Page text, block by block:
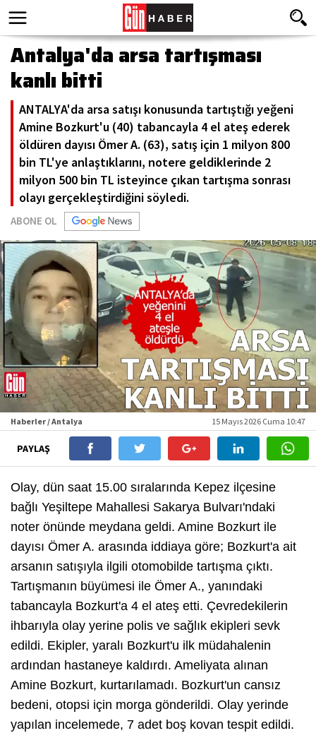
Antalya'da arsa tartışması
kanlı bitti
ANTALYA'da arsa satışı konusunda tartıştığı yeğeni
Amine Bozkurt'u (40) tabancayla 4 el ateş ederek
öldüren dayısı Ömer A. (63), satış için 1 milyon 800
bin TL'ye anlaştıklarını, notere geldiklerinde 2
milyon 500 bin TL isteyince çıkan tartışma sonrası
olayı gerçekleştirdiğini söyledi.
ABONE OL
Haberler / Antalya 15 Mayıs 2026 Cuma 10:47
PAYLAŞ
Olay, dün saat 15.00 sıralarında Kepez ilçesine
bağlı Yeşiltepe Mahallesi Sakarya Bulvarı'ndaki
noter önünde meydana geldi. Amine Bozkurt ile
dayısı Ömer A. arasında iddiaya göre; Bozkurt'a ait
arsanın satışıyla ilgili otomobilde tartışma çıktı.
Tartışmanın büyümesi ile Ömer A., yanındaki
tabancayla Bozkurt'a 4 el ateş etti. Çevredekilerin
ihbarıyla olay yerine polis ve sağlık ekipleri sevk
edildi. Ekipler, yaralı Bozkurt'u ilk müdahalenin
ardından hastaneye kaldırdı. Ameliyata alınan
Amine Bozkurt, kurtarılamadı. Bozkurt'un cansız
bedeni, otopsi için morga gönderildi. Olay yerinde
yapılan incelemede, 7 adet boş kovan tespit edildi.